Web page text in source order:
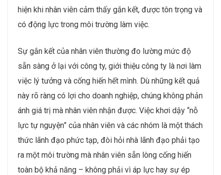
hiện khi nhân viên cảm thấy gắn kết, được tôn trọng và
có động lực trong môi trường làm việc.
Sự gắn kết của nhân viên thường đo lường mức độ
sẵn sàng ở lại với công ty, giới thiệu công ty là nơi làm
việc lý tưởng và cống hiến hết mình. Dù những kết quả
này rõ ràng có lợi cho doanh nghiệp, chúng không phản
ánh giá trị mà nhân viên nhận được. Việc khơi dậy “nỗ
lực tự nguyện” của nhân viên và các nhóm là một thách
thức lãnh đạo phức tạp, đòi hỏi nhà lãnh đạo phải tạo
ra một môi trường mà nhân viên sẵn lòng cống hiến
toàn bộ khả năng – không phải vì áp lực hay sự ép